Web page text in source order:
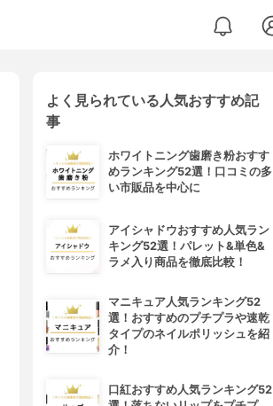
よく見られている人気おすすめ記
事
ホワイトニング歯磨き粉おすす
めランキング52選！口コミの多
い市販品を中心に
アイシャドウおすすめ人気ラン
キング52選！パレット&単色&
ラメ入り商品を徹底比較！
マニキュア人気ランキング52
選！おすすめのプチプラや速乾
タイプのネイルポリッシュを紹
介！
口紅おすすめ人気ランキング52